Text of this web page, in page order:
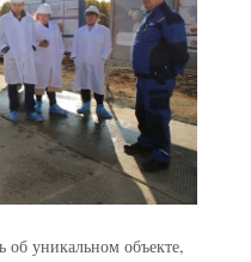
об уникальном объекте,